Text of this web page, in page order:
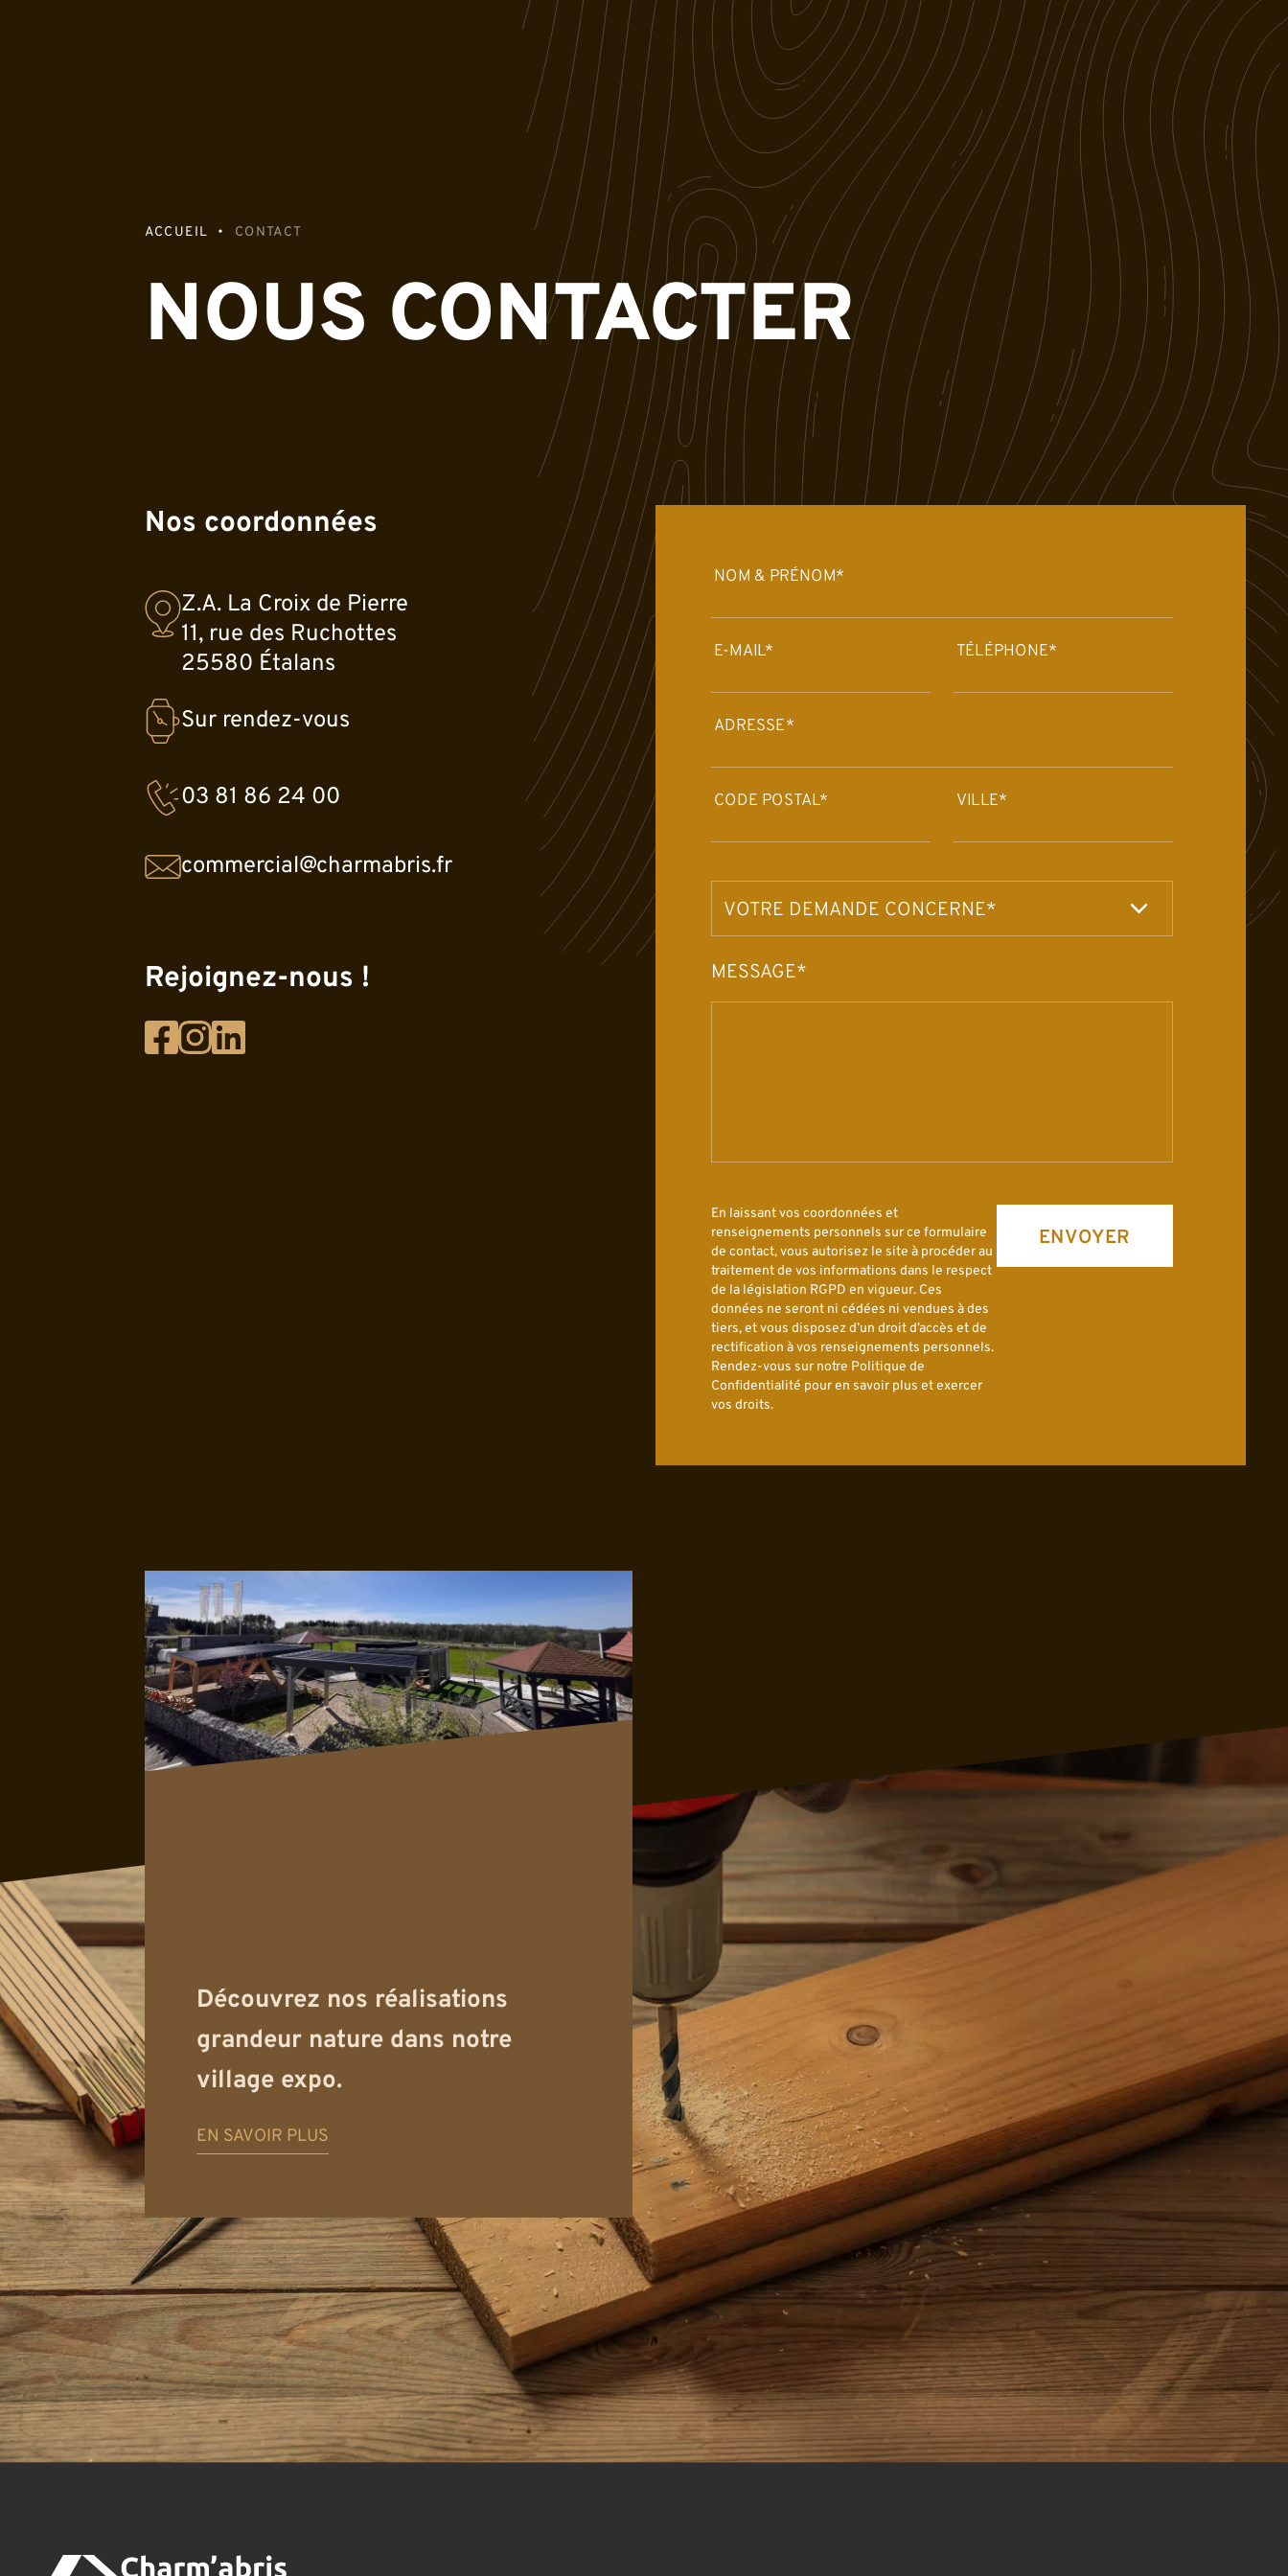
ACCUEIL CONTACT
NOUS CONTACTER
Nos coordonnées
Z.A. La Croix de Pierre
11, rue des Ruchottes
25580 Étalans
Sur rendez-vous
03 81 86 24 00
commercial@charmabris.fr
Rejoignez-nous !
NOM & PRÉNOM*
E-MAIL* TÉLÉPHONE*
ADRESSE*
CODE POSTAL* VILLE*
MESSAGE*
En laissant vos coordonnées et
renseignements personnels sur ce formulaire
de contact, vous autorisez le site à procéder au
traitement de vos informations dans le respect
de la législation RGPD en vigueur. Ces
données ne seront ni cédées ni vendues à des
tiers, et vous disposez d’un droit d’accès et de
rectification à vos renseignements personnels.
Rendez-vous sur notre Politique de
Confidentialité pour en savoir plus et exercer
vos droits.
ENVOYER
Découvrez nos réalisations
grandeur nature dans notre
village expo.
EN SAVOIR PLUS